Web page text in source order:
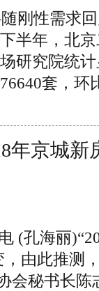
刚性需求
半年，北
研究院统
套，环
年京城新
(孔海丽
由此推测
会秘书长